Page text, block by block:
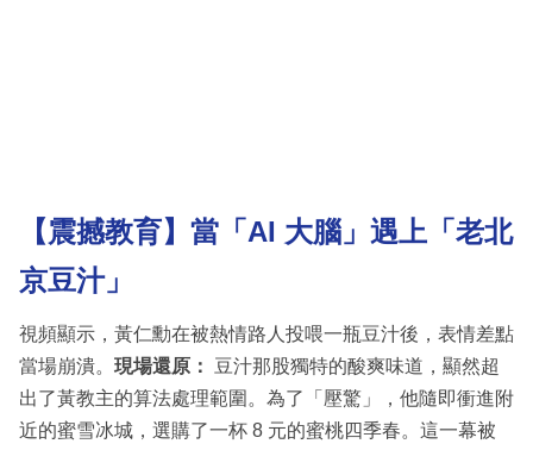
【震撼教育】當「AI 大腦」遇上「老北
京豆汁」
視頻顯示，黃仁勳在被熱情路人投喂一瓶豆汁後，表情差點
當場崩潰。 現場還原：
豆汁那股獨特的酸爽味道，顯然超
出了黃教主的算法處理範圍。為了「壓驚」，他隨即衝進附
近的蜜雪冰城，選購了一杯 8 元的蜜桃四季春。這一幕被